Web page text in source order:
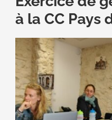
à la CC Pays
l'image
agrandie